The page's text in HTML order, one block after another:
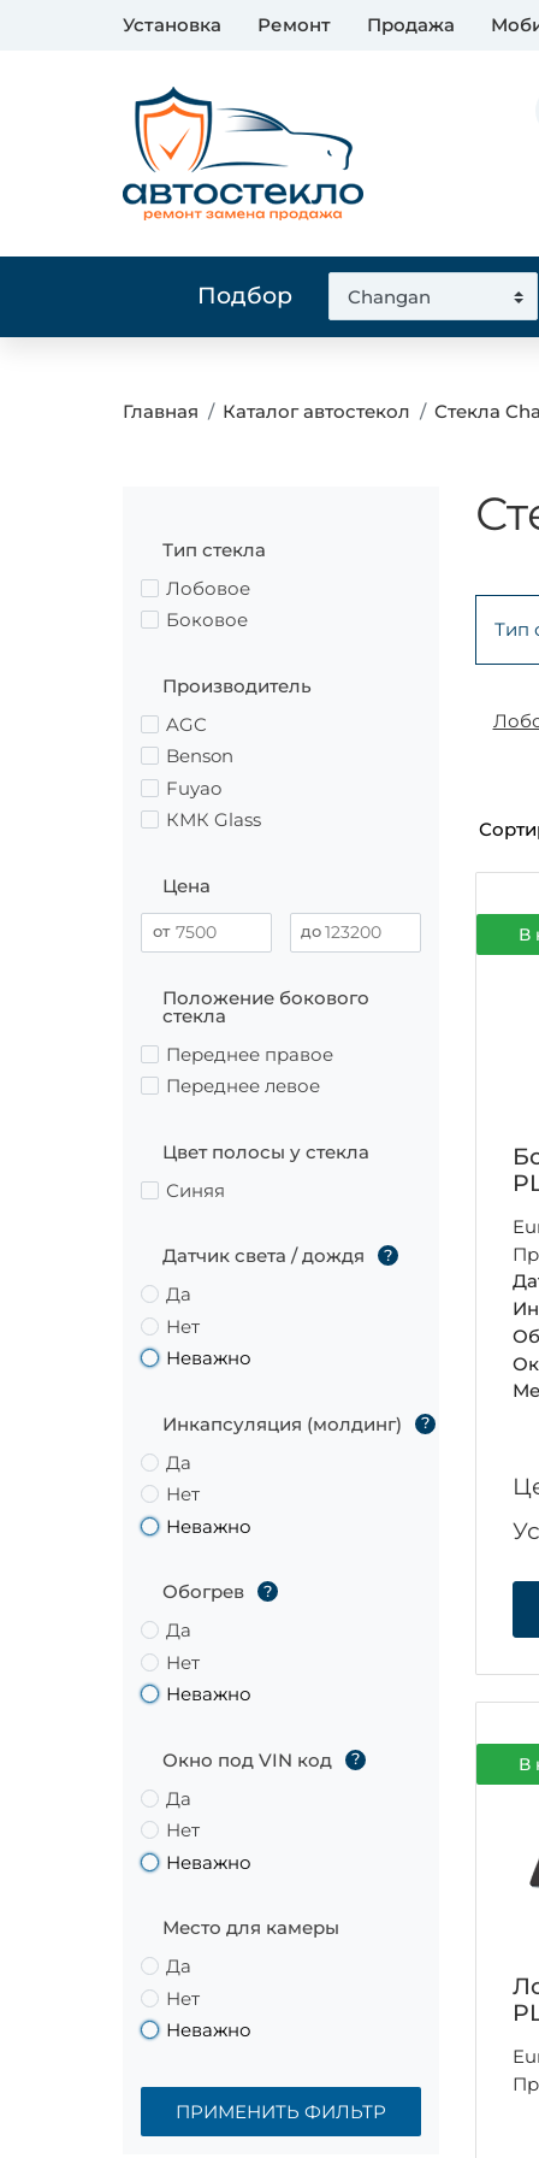
Установка Ремонт Продажа
Подбор
Главная Каталог автостекол Стекла
Тип стекла
Лобовое
Боковое
Производитель
AGC
Benson
Fuyao
КМК Glass
Цена
Положение бокового
стекла
Переднее правое
Переднее левое
Цвет полосы у стекла
Синяя
Датчик света / дождя ?
Да
Нет
Неважно
Инкапсуляция (молдинг) ?
Да
Нет
Неважно
Обогрев ?
Да
Нет
Неважно
Окно под VIN код ?
Да
Нет
Неважно
Место для камеры
Да
Нет
Неважно
ПРИМЕНИТЬ ФИЛЬТР
Тип
В
В